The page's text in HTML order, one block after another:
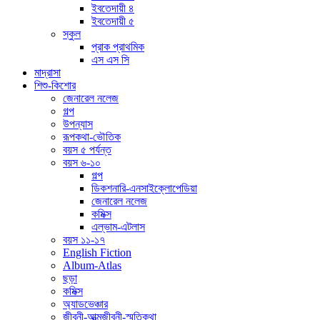
ইবতেদায়ী ৪
ইবতেদায়ী ৫
স্কুল
প্রাক প্রাথমিক
এস এস সি
মাদ্রাসা
শিশু-কিশোর
জেনারেল নলেজ
গল্প
উপন্যাস
রূপকথা-ভৌতিক
বয়স ৫ পর্যন্ত
বয়স ৬-১০
গল্প
ডিকশনারি-এনসাইক্লোপেডিয়া
জেনারেল নলেজ
কমিক্স
এল্ভাম-এটলাস
বয়স ১১-১৭
English Fiction
Album-Atlas
ছড়া
কমিক্স
অ্যাডভেঞ্চার
জীবনী-আত্মজীবনী-স্মৃতিকথা